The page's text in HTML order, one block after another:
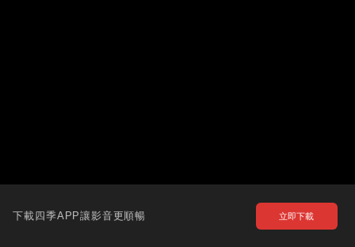
下載四季APP讓影音更順暢 立即下載